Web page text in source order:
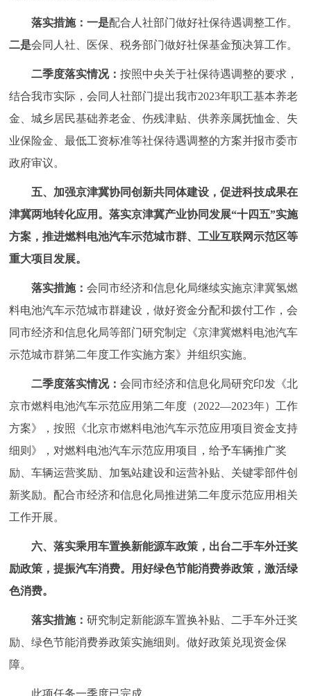
落实措施：一是配合人社部门做好社保待遇调整工作。
二是会同人社、医保、税务部门做好社保基金预决算工作。
二季度落实情况：按照中央关于社保待遇调整的要求，
结合我市实际，会同人社部门提出我市2023年职工基本养老
金、城乡居民基础养老金、伤残津贴、供养亲属抚恤金、失
业保险金、最低工资标准等社保待遇调整的方案并报市委市
政府审议。
五、加强京津冀协同创新共同体建设，促进科技成果在
津冀两地转化应用。落实京津冀产业协同发展“十四五”实施
方案，推进燃料电池汽车示范城市群、工业互联网示范区等
重大项目发展。
落实措施：会同市经济和信息化局继续实施京津冀氢燃
料电池汽车示范城市群建设，做好资金分配和拨付工作，会
同市经济和信息化局等部门研究制定《京津冀燃料电池汽车
示范城市群第二年度工作实施方案》并组织实施。
二季度落实情况：会同市经济和信息化局研究印发《北
京市燃料电池汽车示范应用第二年度（2022—2023年）工作
方案》，按照《北京市燃料电池汽车示范应用项目资金支持
细则》，对燃料电池汽车示范应用项目，给予车辆推广奖
励、车辆运营奖励、加氢站建设和运营补贴、关键零部件创
新奖励。配合市经济和信息化局推进第二年度示范应用相关
工作开展。
六、落实乘用车置换新能源车政策，出台二手车外迁奖
励政策，提振汽车消费。用好绿色节能消费券政策，激活绿
色消费。
落实措施：研究制定新能源车置换补贴、二手车外迁奖
励、绿色节能消费券政策实施细则。做好政策兑现资金保
障。
此项任务一季度已完成。